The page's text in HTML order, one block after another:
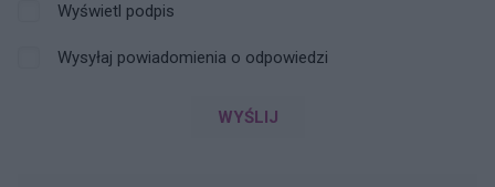
Wyświetl podpis
Wysyłaj powiadomienia o odpowiedzi
WYŚLIJ